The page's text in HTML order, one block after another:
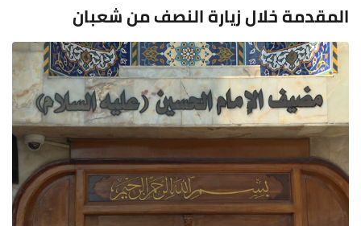
المقدمة خلال زيارة النصف من شعبان